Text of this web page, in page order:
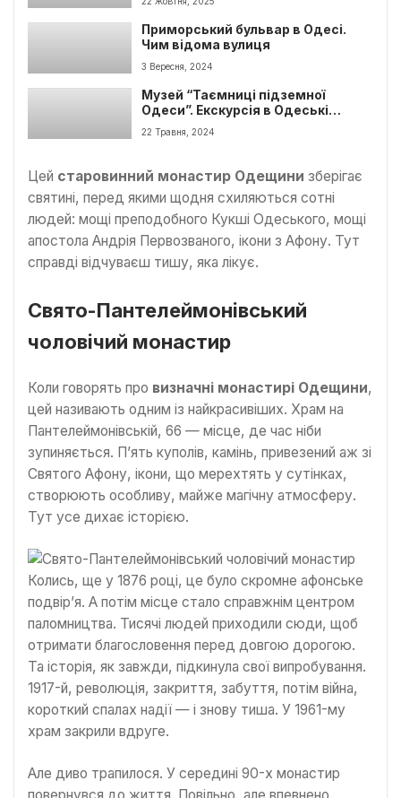
Приморський бульвар в Одесі.
Чим відома вулиця
3 Вересня, 2024
Музей “Таємниці підземної
Одеси”. Екскурсія в Одеські
катакомби
22 Травня, 2024
Цей старовинний монастир Одещини зберігає
святині, перед якими щодня схиляються сотні
людей: мощі преподобного Кукші Одеського, мощі
апостола Андрія Первозваного, ікони з Афону. Тут
справді відчуваєш тишу, яка лікує.
Свято-Пантелеймонівський
чоловічий монастир
Коли говорять про визначні монастирі Одещини,
цей називають одним із найкрасивіших. Храм на
Пантелеймонівській, 66 — місце, де час ніби
зупиняється. П’ять куполів, камінь, привезений аж зі
Святого Афону, ікони, що мерехтять у сутінках,
створюють особливу, майже магічну атмосферу.
Тут усе дихає історією.
Колись, ще у 1876 році, це було скромне афонське
подвір’я. А потім місце стало справжнім центром
паломництва. Тисячі людей приходили сюди, щоб
отримати благословення перед довгою дорогою.
Та історія, як завжди, підкинула свої випробування.
1917-й, революція, закриття, забуття, потім війна,
короткий спалах надії — і знову тиша. У 1961-му
храм закрили вдруге.
Але диво трапилося. У середині 90-х монастир